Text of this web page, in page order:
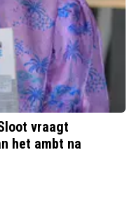
vraagt
het ambt na